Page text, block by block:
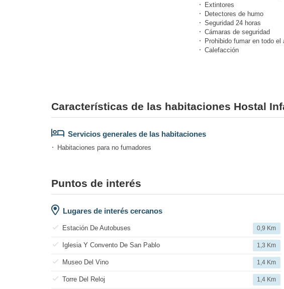
Extintores
Detectores de humo
Seguridad 24 horas
Cámaras de seguridad
Prohibido fumar en todo el
Calefacción
Características de las habitaciones Hostal
Servicios generales de las habitaciones
Habitaciones para no fumadores
Puntos de interés
Lugares de interés cercanos
Estación De Autobuses 0,9 Km
Iglesia Y Convento De San Pablo 1,3 Km
Museo Del Vino 1,4 Km
Torre Del Reloj 1,4 Km